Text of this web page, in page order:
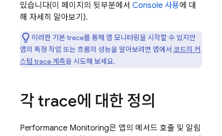
있습니다(이 페이지의 뒷부분에서 Console 사용에 대
해 자세히 알아보기).
이러한 기본 trace를 통해 앱 모니터링을 시작할 수 있지만
앱의 특정 작업 또는 흐름의 성능을 알아보려면 앱에서 코드의 커
스텀 trace 계측을 시도해 보세요.
각 trace에 대한 정의
Performance Monitoring은 앱의 메서드 호출 및 알림